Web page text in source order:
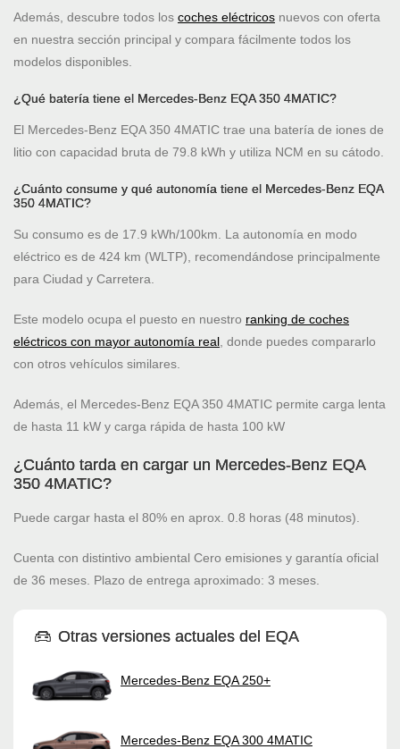
Además, descubre todos los coches eléctricos nuevos con oferta
en nuestra sección principal y compara fácilmente todos los
modelos disponibles.
¿Qué batería tiene el Mercedes-Benz EQA 350 4MATIC?
El Mercedes-Benz EQA 350 4MATIC trae una batería de iones de
litio con capacidad bruta de 79.8 kWh y utiliza NCM en su cátodo.
¿Cuánto consume y qué autonomía tiene el Mercedes-Benz EQA
350 4MATIC?
Su consumo es de 17.9 kWh/100km. La autonomía en modo
eléctrico es de 424 km (WLTP), recomendándose principalmente
para Ciudad y Carretera.
Este modelo ocupa el puesto en nuestro ranking de coches
eléctricos con mayor autonomía real , donde puedes compararlo
con otros vehículos similares.
Además, el Mercedes-Benz EQA 350 4MATIC permite carga lenta
de hasta 11 kW y carga rápida de hasta 100 kW
¿Cuánto tarda en cargar un Mercedes-Benz EQA
350 4MATIC?
Puede cargar hasta el 80% en aprox. 0.8 horas (48 minutos).
Cuenta con distintivo ambiental Cero emisiones y garantía oficial
de 36 meses. Plazo de entrega aproximado: 3 meses.
Otras versiones actuales del EQA
Mercedes-Benz EQA 250+
Mercedes-Benz EQA 300 4MATIC